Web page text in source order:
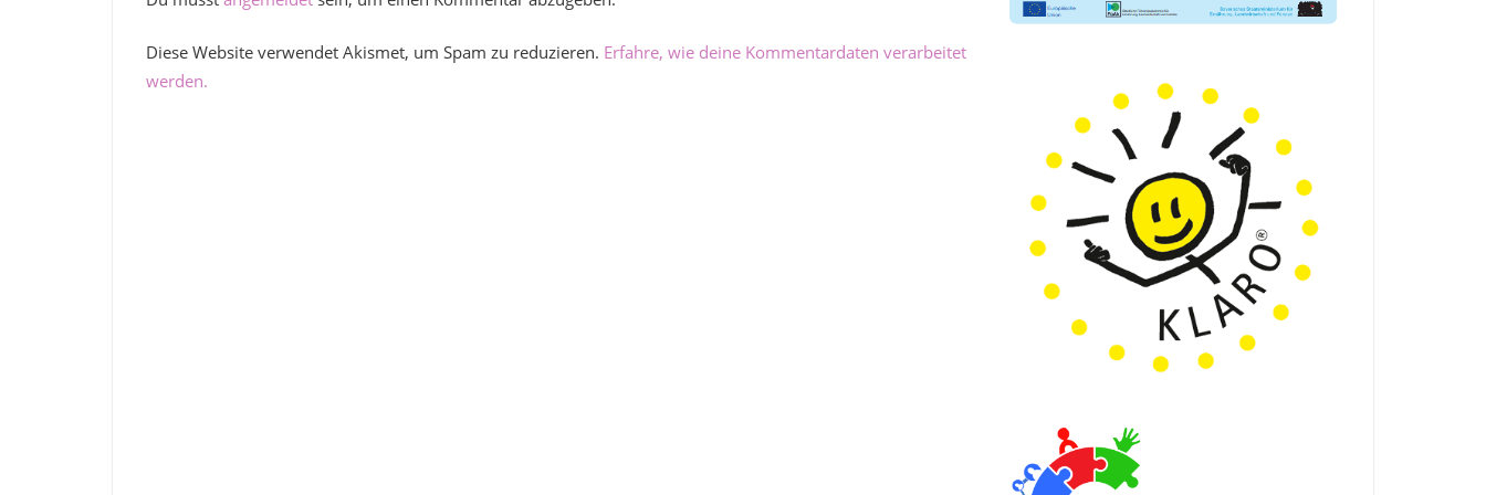
Diese Website verwendet Akismet, um Spam zu reduzieren. Erfahre, wie deine Kommentardaten verarbeitet
werden.